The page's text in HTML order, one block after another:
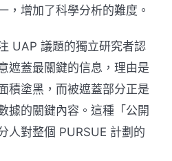
，增加了科學分析的難度。
UAP 議題的獨立研究者認
遮蓋最關鍵的信息，理由是
積塗黑，而被遮蓋部分正是
據的關鍵內容。這種「公開
人對整個 PURSUE 計劃的